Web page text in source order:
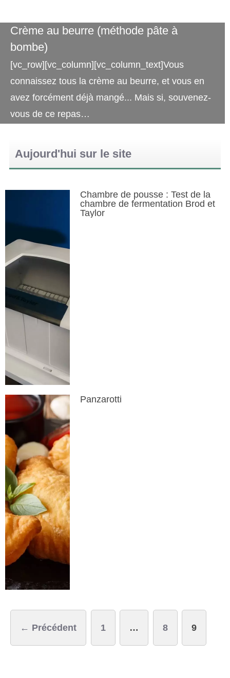
Crème au beurre (méthode pâte à
bombe)
[vc_row][vc_column][vc_column_text]Vous
connaissez tous la crème au beurre, et vous en
avez forcément déjà mangé... Mais si, souvenez-
vous de ce repas…
Aujourd'hui sur le site
Chambre de pousse : Test de la
chambre de fermentation Brod et
Taylor
Panzarotti
des
← Précédent 1 … 8 9